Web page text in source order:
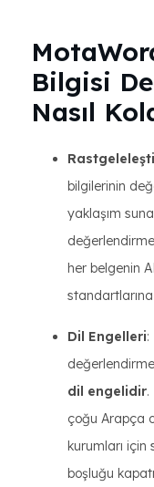
Bilgisi
Nasıl
bilgilerinin
yaklaşım
her belgenin
Dil Engelleri:
dil engelidir.
çoğu Arapça
kurumları için
boşluğu